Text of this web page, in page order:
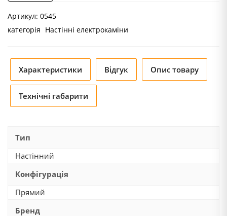
Артикул: 0545
категорія Настінні електрокаміни
Характеристики Відгук Опис товару
Технічні габарити
Тип
Настінний
Конфігурація
Прямий
Бренд